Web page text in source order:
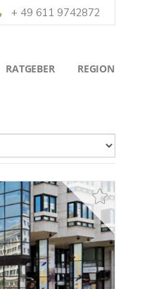
+ 49 611 9742872
RATGEBER REGION